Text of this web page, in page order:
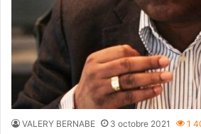
VALERY BERNABE 3 octobre 2021 1